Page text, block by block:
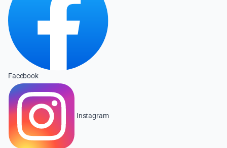
Facebook
Instagram